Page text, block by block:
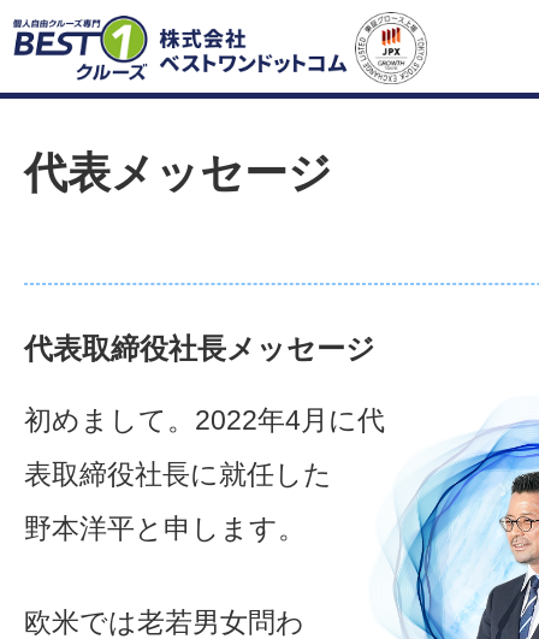
代表メッセージ
代表取締役社長メッセージ
初めまして。2022年4月に代
表取締役社長に就任した
野本洋平と申します。
欧米では老若男女問わ